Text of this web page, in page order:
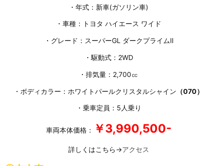
・年式：新車(ガソリン車)
・車種：トヨタ ハイエース ワイド
・グレード：スーパーGL ダークプライムⅡ
・駆動式：2WD
・排気量：2,700㏄
・ボディカラー：ホワイトパールクリスタルシャイン （070）
・乗車定員：5人乗り
車両本体価格： ￥3,990,500-
詳しくはこちら→アクセス